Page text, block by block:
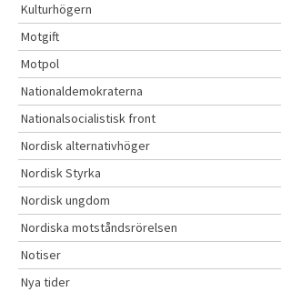
Kulturhögern
Motgift
Motpol
Nationaldemokraterna
Nationalsocialistisk front
Nordisk alternativhöger
Nordisk Styrka
Nordisk ungdom
Nordiska motståndsrörelsen
Notiser
Nya tider